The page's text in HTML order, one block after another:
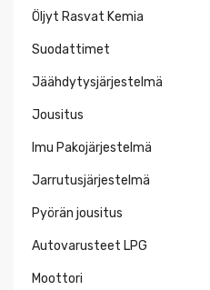
Öljyt Rasvat Kemia
Suodattimet
Jäähdytysjärjestelmä
Jousitus
Imu Pakojärjestelmä
Jarrutusjärjestelmä
Pyörän jousitus
Autovarusteet LPG
Moottori